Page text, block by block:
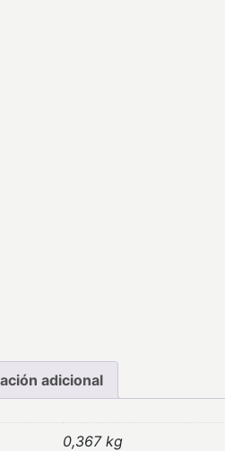
adicional
0,367 kg